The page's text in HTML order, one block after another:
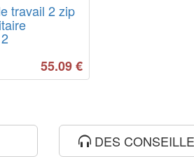
travail 2 zip
55.09 €
DES